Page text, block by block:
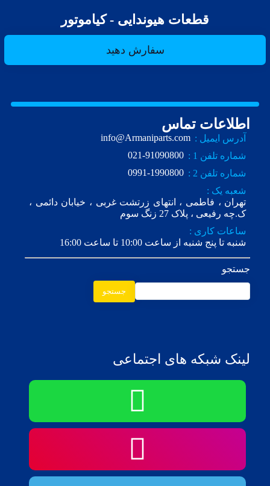
قطعات هیوندایی - کیاموتور
سفارش دهید
اطلاعات تماس
آدرس ایمیل : info@Armaniparts.com
شماره تلفن 1 :
021-91090800
شماره تلفن 2 :
0991-1990800
شعبه یک :
تهران ، فاطمی ، انتهای زرتشت غربی ، خیابان دائمی ،
ک.چه رفیعی ، پلاک 27 زنگ سوم
ساعات کاری :
شنبه تا پنج شنبه از ساعت 10:00 تا ساعت 16:00
جستجو
جستجو
لینک شبکه های اجتماعی